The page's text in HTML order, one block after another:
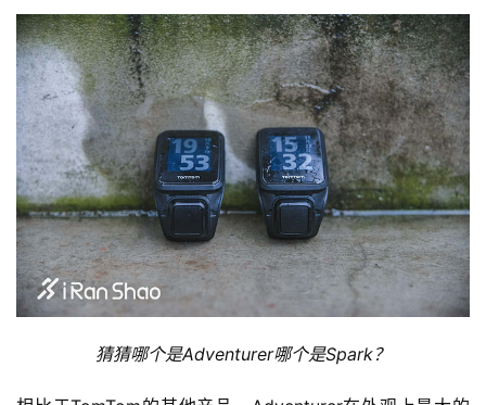
猜猜哪个是Adventurer哪个是Spark？